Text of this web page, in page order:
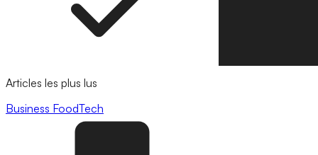
Articles les plus lus
Business FoodTech